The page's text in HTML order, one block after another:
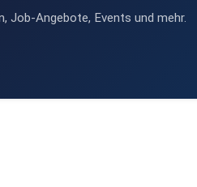
Job-Angebote, Events und mehr.